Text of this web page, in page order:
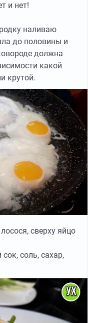
и нет!
наливаю
до половины и
должна
какой
крутой.
сверху яйцо
соль, сахар,